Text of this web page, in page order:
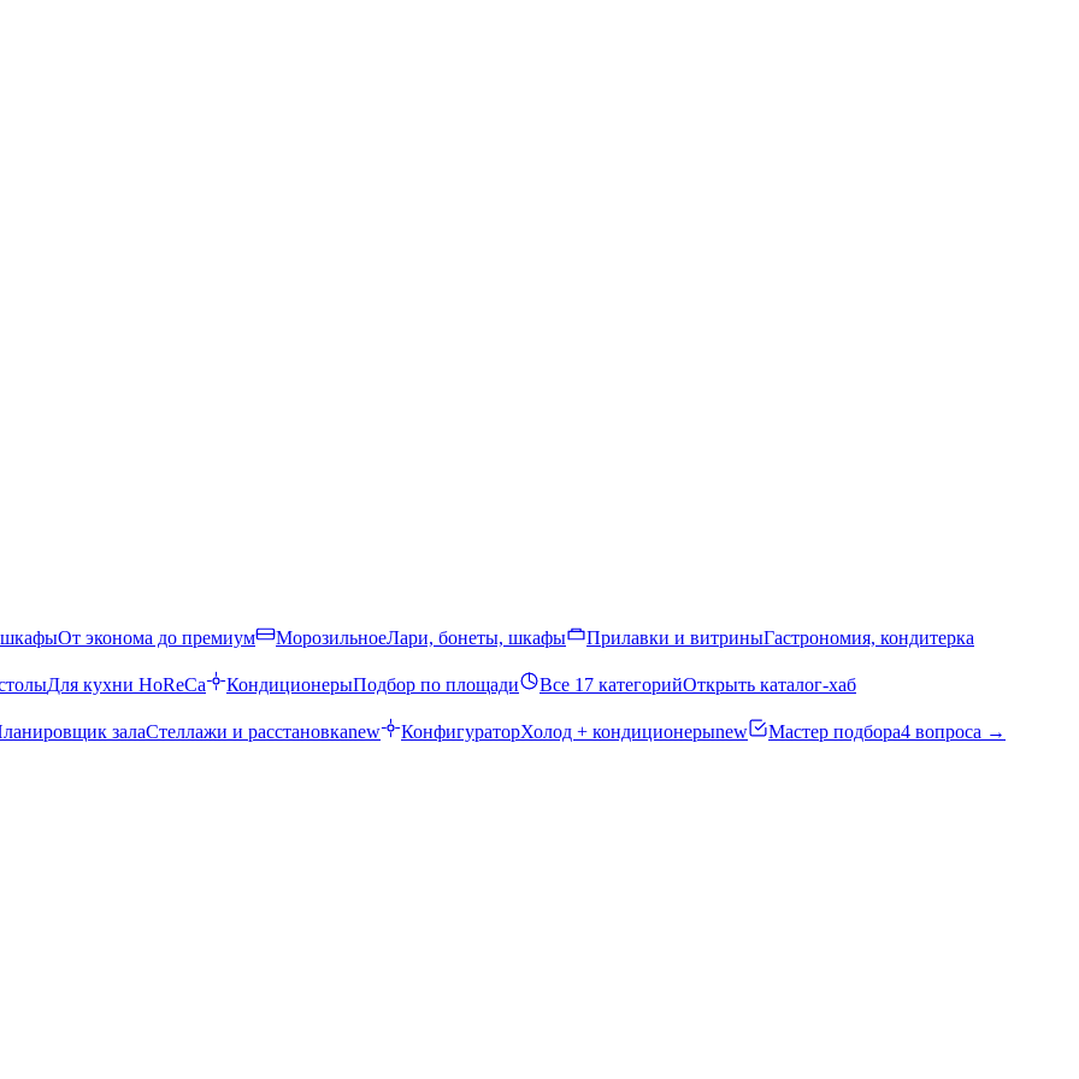
шкафыОт эконома до премиум МорозильноеЛари, бонеты, шкафы Прилавки и витриныГастрономия, кондитерка
Для кухни HoReCa КондиционерыПодбор по площади Все 17 категорийОткрыть каталог-хаб
залаСтеллажи и расстановкаnew КонфигураторХолод + кондиционерыnew Мастер подбора4 вопроса →